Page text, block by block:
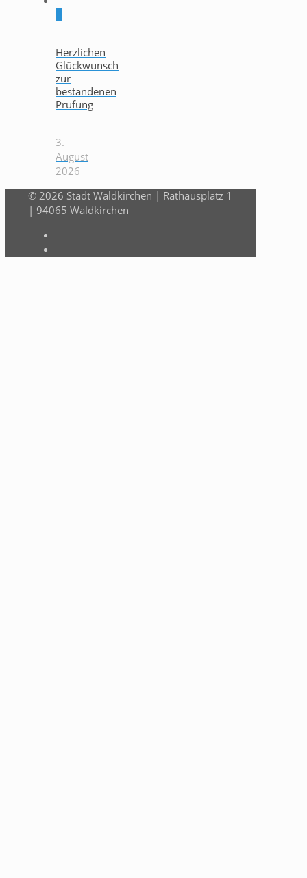
Herzlichen
Glückwunsch
zur
bestandenen
Prüfung
3.
August
2026
© 2026 Stadt Waldkirchen | Rathausplatz 1
| 94065 Waldkirchen